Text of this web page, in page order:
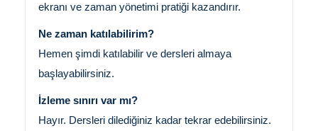
ekranı ve zaman yönetimi pratiği kazandırır.
Ne zaman katılabilirim?
Hemen şimdi katılabilir ve dersleri almaya
başlayabilirsiniz.
İzleme sınırı var mı?
Hayır. Dersleri dilediğiniz kadar tekrar edebilirsiniz.